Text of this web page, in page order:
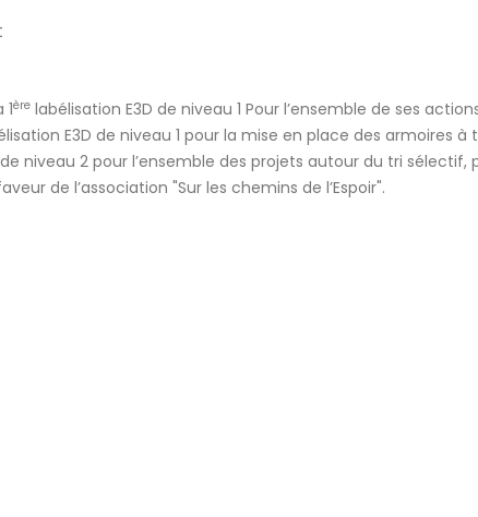
ère labélisation E3D de niveau 1 Pour l’ensemble de ses
E3D de niveau 1 pour la mise en place des armoires à
niveau 2 pour l’ensemble des projets autour du tri
de l’association "Sur les chemins de l’Espoir".